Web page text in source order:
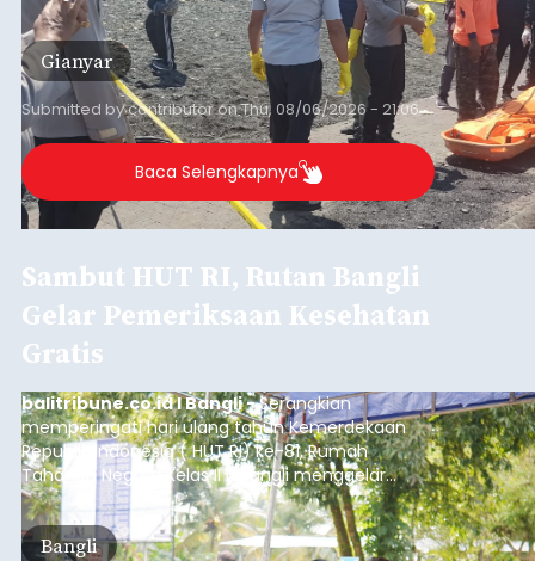
istrinya.
Gianyar
Submitted bycontributoronThu, 08/06/2026 - 21:06
Baca Selengkapnya
Sambut HUT RI, Rutan Bangli
Gelar Pemeriksaan Kesehatan
Gratis
balitribune.co.id I Bangli -Serangkian
memperingati hari ulang tahun Kemerdekaan
Republik Indonesia ( HUT RI) ke-81, Rumah
Tahanan Negara Kelas II B Bangli menggelar
kegiatan pemeriksaan kesehatan gratis, Rabu
(6/8/2026).
Bangli